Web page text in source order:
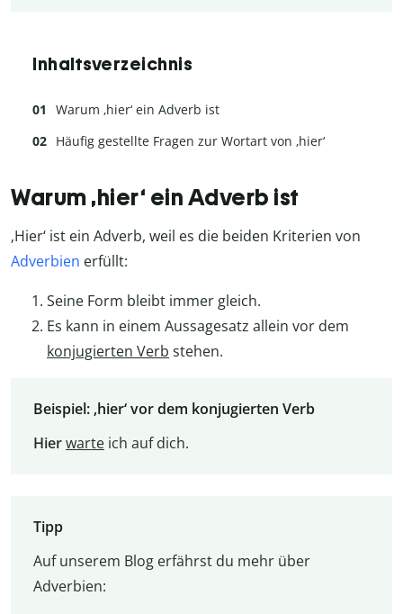
Inhaltsverzeichnis
Warum ‚hier‘ ein Adverb ist
Häufig gestellte Fragen zur Wortart von ‚hier‘
Warum ‚hier‘ ein Adverb ist
‚Hier‘ ist ein Adverb, weil es die beiden Kriterien von
Adverbien erfüllt:
Seine Form bleibt immer gleich.
Es kann in einem Aussagesatz allein vor dem
konjugierten Verb stehen.
Beispiel: ‚hier‘ vor dem konjugierten Verb
Hierwarteich auf dich.
Tipp
Auf unserem Blog erfährst du mehr über
Adverbien: